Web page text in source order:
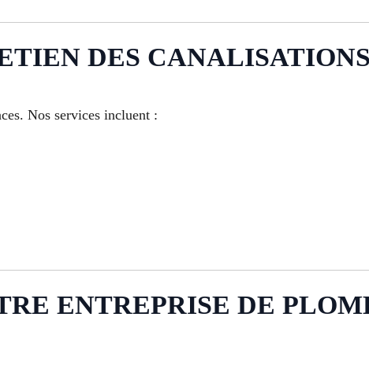
DES
Nos services incluent :
ENTREPRISE DE